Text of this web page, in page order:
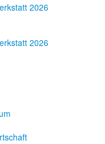
2026
2026